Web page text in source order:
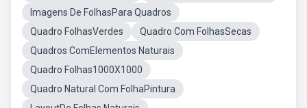
Imagens De FolhasPara Quadros
Quadro FolhasVerdes
Quadro Com FolhasSecas
Quadros ComElementos Naturais
Quadro Folhas1000X1000
Quadro Natural Com FolhaPintura